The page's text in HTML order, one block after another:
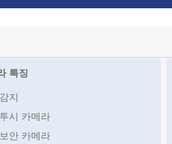
특징
지
시 카메라
안 카메라